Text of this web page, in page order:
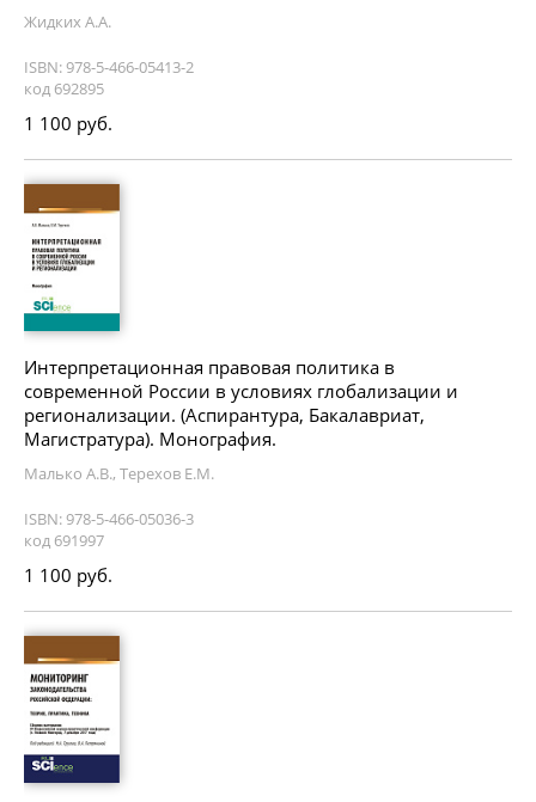
Жидких А.А.
ISBN: 978-5-466-05413-2
код 692895
1 100 руб.
Интерпретационная правовая политика в
современной России в условиях глобализации и
регионализации. (Аспирантура, Бакалавриат,
Магистратура). Монография.
Малько А.В., Терехов Е.М.
ISBN: 978-5-466-05036-3
код 691997
1 100 руб.